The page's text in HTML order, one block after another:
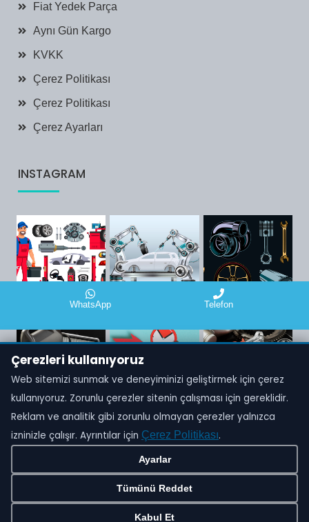
Fiat Yedek Parça
Aynı Gün Kargo
KVKK
Çerez Politikası
Çerez Politikası
Çerez Ayarları
INSTAGRAM
Tüm hakları saklıdır. Oto Fahri © ALORA BİLİŞİM -
WhatsApp Telefon
Çerezleri kullanıyoruz
Web sitemizi sunmak ve deneyiminizi geliştirmek için çerez
kullanıyoruz. Zorunlu çerezler sitenin çalışması için gereklidir.
Reklam ve analitik gibi zorunlu olmayan çerezler yalnızca
izninizle çalışır. Ayrıntılar için Çerez Politikası.
Ayarlar
Tümünü Reddet
Kabul Et